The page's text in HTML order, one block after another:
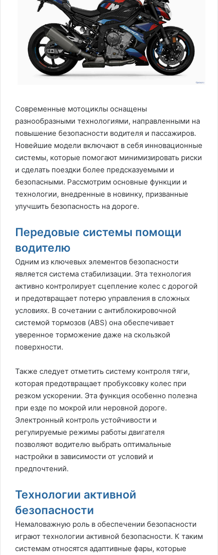
Современные мотоциклы оснащены
разнообразными технологиями, направленными на
повышение безопасности водителя и пассажиров.
Новейшие модели включают в себя инновационные
системы, которые помогают минимизировать риски
и сделать поездки более предсказуемыми и
безопасными. Рассмотрим основные функции и
технологии, внедренные в новинку, призванные
улучшить безопасность на дороге.
Передовые системы помощи
водителю
Одним из ключевых элементов безопасности
является система стабилизации. Эта технология
активно контролирует сцепление колес с дорогой
и предотвращает потерю управления в сложных
условиях. В сочетании с антиблокировочной
системой тормозов (ABS) она обеспечивает
уверенное торможение даже на скользкой
поверхности.
Также следует отметить систему контроля тяги,
которая предотвращает пробуксовку колес при
резком ускорении. Эта функция особенно полезна
при езде по мокрой или неровной дороге.
Электронный контроль устойчивости и
регулируемые режимы работы двигателя
позволяют водителю выбрать оптимальные
настройки в зависимости от условий и
предпочтений.
Технологии активной
безопасности
Немаловажную роль в обеспечении безопасности
играют технологии активной безопасности. К таким
системам относятся адаптивные фары, которые